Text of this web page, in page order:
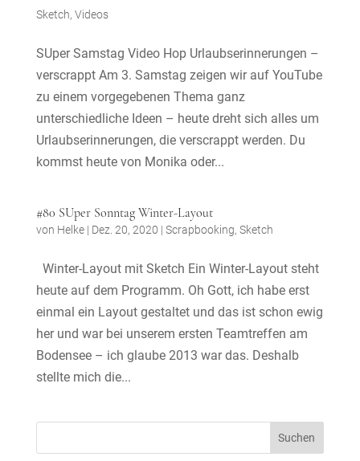
Sketch, Videos
SUper Samstag Video Hop Urlaubserinnerungen –
verscrappt Am 3. Samstag zeigen wir auf YouTube
zu einem vorgegebenen Thema ganz
unterschiedliche Ideen – heute dreht sich alles um
Urlaubserinnerungen, die verscrappt werden. Du
kommst heute von Monika oder...
#80 SUper Sonntag Winter-Layout
von Helke| Dez. 20, 2020 | Scrapbooking, Sketch
Winter-Layout mit Sketch Ein Winter-Layout steht
heute auf dem Programm. Oh Gott, ich habe erst
einmal ein Layout gestaltet und das ist schon ewig
her und war bei unserem ersten Teamtreffen am
Bodensee – ich glaube 2013 war das. Deshalb
stellte mich die...